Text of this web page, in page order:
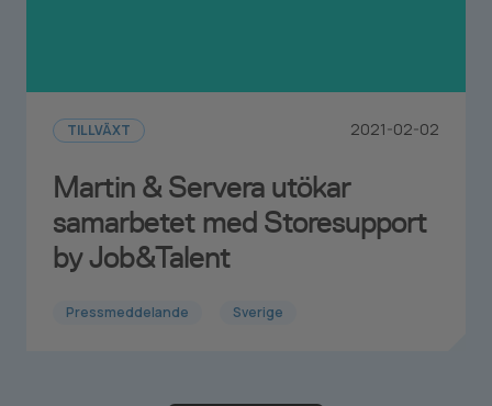
Martin & Servera utökar
samarbetet med Storesupport
by Job&Talent
TILLVÄXT 2021-02-02
Pressmeddelande Sverige